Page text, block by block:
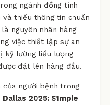
ngành đồng tình
và thiếu thông tin chuẩn
nguyên nhân hàng
việc thiết lập sự an
kỹ lưỡng liều lượng
đặt lên hàng đầu.
người bệnh trong
Dallas 2025: S1mple